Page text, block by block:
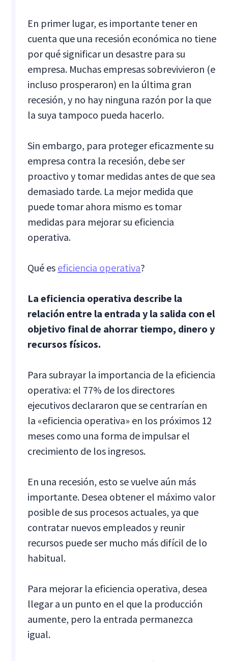
En primer lugar, es importante tener en
cuenta que una recesión económica no tiene
por qué significar un desastre para su
empresa. Muchas empresas sobrevivieron (e
incluso prosperaron) en la última gran
recesión, y no hay ninguna razón por la que
la suya tampoco pueda hacerlo.
Sin embargo, para proteger eficazmente su
empresa contra la recesión, debe ser
proactivo y tomar medidas antes de que sea
demasiado tarde. La mejor medida que
puede tomar ahora mismo es tomar
medidas para mejorar su eficiencia
operativa.
Qué es eficiencia operativa?
La eficiencia operativa describe la
relación entre la entrada y la salida con el
objetivo final de ahorrar tiempo, dinero y
recursos físicos.
Para subrayar la importancia de la eficiencia
operativa: el 77% de los directores
ejecutivos declararon que se centrarían en
la «eficiencia operativa» en los próximos 12
meses como una forma de impulsar el
crecimiento de los ingresos.
En una recesión, esto se vuelve aún más
importante. Desea obtener el máximo valor
posible de sus procesos actuales, ya que
contratar nuevos empleados y reunir
recursos puede ser mucho más difícil de lo
habitual.
Para mejorar la eficiencia operativa, desea
llegar a un punto en el que la producción
aumente, pero la entrada permanezca
igual.